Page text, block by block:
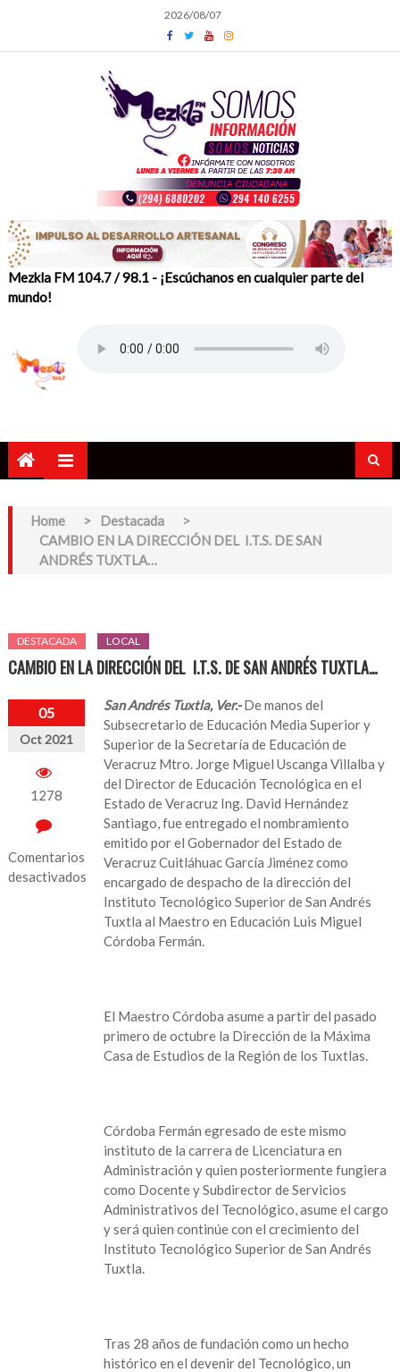
content
2026/08/07
Mezkla FM 104.7 / 98.1 - ¡Escúchanos en cualquier parte del
mundo!
Home > Destacada
>
CAMBIO EN LA DIRECCIÓN DEL I.T.S. DE SAN
ANDRÉS TUXTLA…
DESTACADA LOCAL
CAMBIO EN LA DIRECCIÓN DEL I.T.S. DE SAN ANDRÉS TUXTLA…
05
Oct 2021
1278
Comentarios
desactivados
San Andrés Tuxtla, Ver.-De manos del
Subsecretario de Educación Media Superior y
Superior de la Secretaría de Educación de
Veracruz Mtro. Jorge Miguel Uscanga Villalba y
del Director de Educación Tecnológica en el
Estado de Veracruz Ing. David Hernández
Santiago, fue entregado el nombramiento
emitido por el Gobernador del Estado de
Veracruz Cuitláhuac García Jiménez como
encargado de despacho de la dirección del
Instituto Tecnológico Superior de San Andrés
Tuxtla al Maestro en Educación Luis Miguel
Córdoba Fermán.
El Maestro Córdoba asume a partir del pasado
primero de octubre la Dirección de la Máxima
Casa de Estudios de la Región de los Tuxtlas.
Córdoba Fermán egresado de este mismo
instituto de la carrera de Licenciatura en
Administración y quien posteriormente fungiera
como Docente y Subdirector de Servicios
Administrativos del Tecnológico, asume el cargo
y será quien continúe con el crecimiento del
Instituto Tecnológico Superior de San Andrés
Tuxtla.
Tras 28 años de fundación como un hecho
histórico en el devenir del Tecnológico, un